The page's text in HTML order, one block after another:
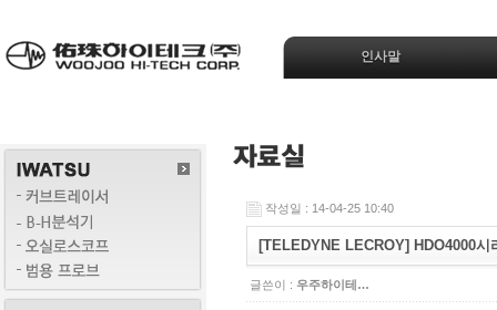
인사말
작성일 : 14-04-25 10:40
[TELEDYNE LECROY] HDO4000
글쓴이 : 우주하이테…